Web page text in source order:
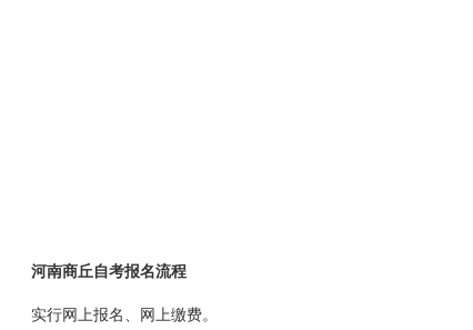
河南商丘自考报名流程
实行网上报名、网上缴费。